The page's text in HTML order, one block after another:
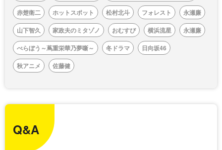
赤楚衛二
ホットスポット 松村北斗 フォレスト
永瀬廉
山下智久
家政夫のミタゾノ おむすび 横浜流星
永瀬廉
べらぼう～蔦重栄華乃夢噺～
冬ドラマ
日向坂46
秋アニメ
佐藤健
Q&A